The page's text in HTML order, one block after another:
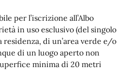
per l’iscrizione all’Albo
in uso esclusivo (del singolo
di un’area verde e/o
di un luogo aperto non
minima di 20 metri